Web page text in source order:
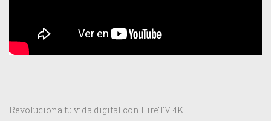
Revoluciona tu vida digital con FireTV 4K!